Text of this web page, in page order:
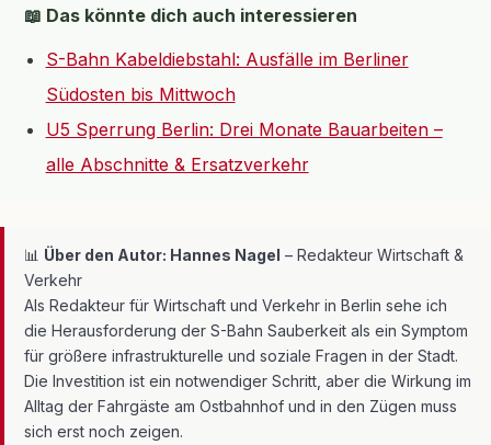
📖 Das könnte dich auch interessieren
S-Bahn Kabeldiebstahl: Ausfälle im Berliner
Südosten bis Mittwoch
U5 Sperrung Berlin: Drei Monate Bauarbeiten –
alle Abschnitte & Ersatzverkehr
📊 Über den Autor: Hannes Nagel – Redakteur Wirtschaft &
Verkehr
Als Redakteur für Wirtschaft und Verkehr in Berlin sehe ich
die Herausforderung der S-Bahn Sauberkeit als ein Symptom
für größere infrastrukturelle und soziale Fragen in der Stadt.
Die Investition ist ein notwendiger Schritt, aber die Wirkung im
Alltag der Fahrgäste am Ostbahnhof und in den Zügen muss
sich erst noch zeigen.